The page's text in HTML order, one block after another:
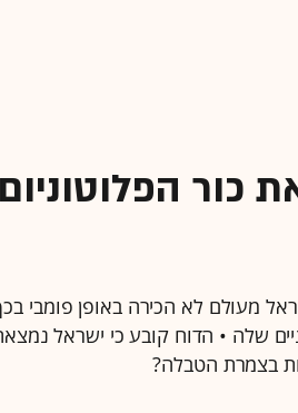
כור
מעולם לא הכירה באופן פומבי
שלה • הדוח קובע כי ישראל
בצמרת הטבלה?